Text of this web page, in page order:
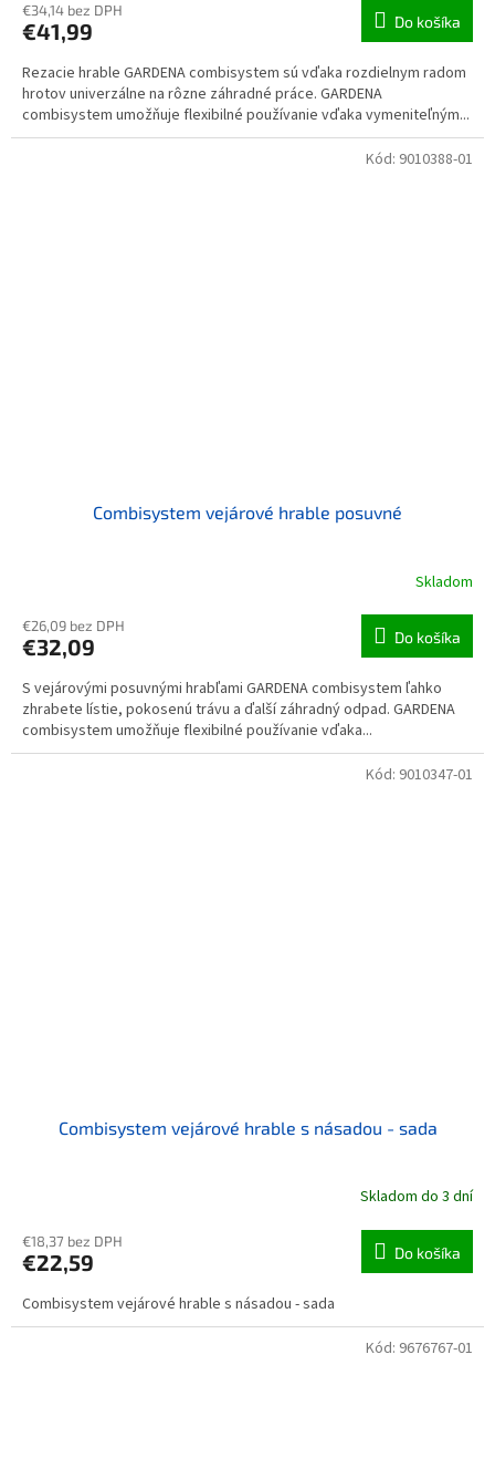
€34,14 bez DPH
€41,99 Do košíka
Rezacie hrable GARDENA combisystem sú vďaka rozdielnym radom
hrotov univerzálne na rôzne záhradné práce. GARDENA
combisystem umožňuje flexibilné používanie vďaka vymeniteľným...
Combisystem vejárové hrable posuvné
Skladom
€26,09 bez DPH
€32,09 Do košíka
S vejárovými posuvnými hrabľami GARDENA combisystem ľahko
zhrabete lístie, pokosenú trávu a ďalší záhradný odpad. GARDENA
combisystem umožňuje flexibilné používanie vďaka...
Kód: 9010388-01
Combisystem vejárové hrable s násadou - sada
Skladom do 3 dní
€18,37 bez DPH
€22,59 Do košíka
Combisystem vejárové hrable s násadou - sada
Kód: 9010347-01
Kód: 9676767-01